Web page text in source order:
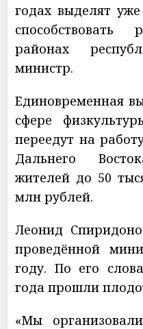
годах выделят
районах
министр.
Единовременная
сфере
переедут на
Дальнего
жителей до 50
млн рублей.
Леонид
проведённой
году. По его
года прошли
«Мы